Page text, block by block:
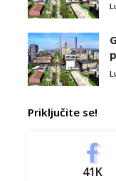
Priključite se!
41K